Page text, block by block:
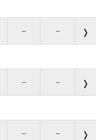
– –
– –
– –